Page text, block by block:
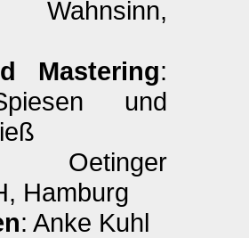
Mastering:
und
Oetinger
Hamburg
: Anke Kuhl